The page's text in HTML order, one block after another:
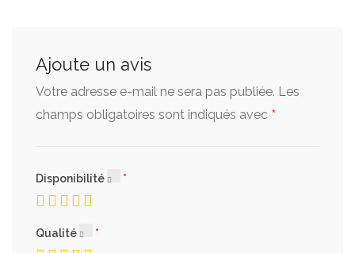
Ajoute un avis
Votre adresse e-mail ne sera pas publiée. Les
champs obligatoires sont indiqués avec *
Disponibilité
Qualité